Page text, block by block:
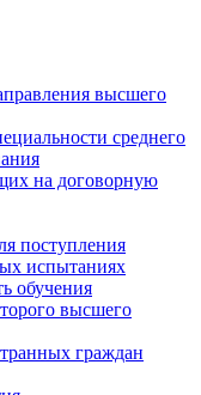
высшего
среднего
на договорную
поступления
испытаниях
обучения
высшего
граждан